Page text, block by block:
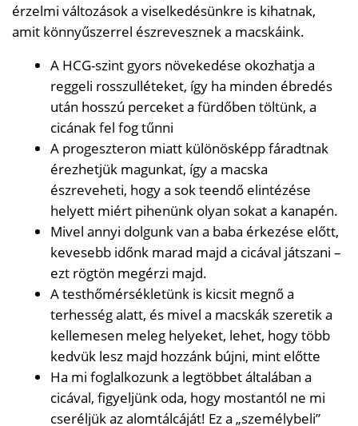
érzelmi változások a viselkedésünkre is kihatnak,
amit könnyűszerrel észrevesznek a macskáink.
A HCG-szint gyors növekedése okozhatja a
reggeli rosszulléteket, így ha minden ébredés
után hosszú perceket a fürdőben töltünk, a
cicának fel fog tűnni
A progeszteron miatt különösképp fáradtnak
érezhetjük magunkat, így a macska
észreveheti, hogy a sok teendő elintézése
helyett miért pihenünk olyan sokat a kanapén.
Mivel annyi dolgunk van a baba érkezése előtt,
kevesebb időnk marad majd a cicával játszani –
ezt rögtön megérzi majd.
A testhőmérsékletünk is kicsit megnő a
terhesség alatt, és mivel a macskák szeretik a
kellemesen meleg helyeket, lehet, hogy több
kedvük lesz majd hozzánk bújni, mint előtte
Ha mi foglalkozunk a legtöbbet általában a
cicával, figyeljünk oda, hogy mostantól ne mi
cseréljük az alomtálcáját! Ez a „személybeli”